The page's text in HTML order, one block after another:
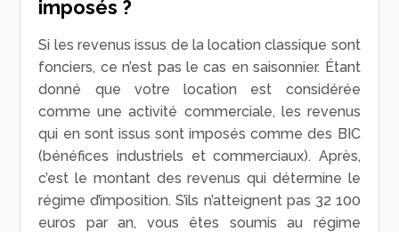
imposés ?
Si les revenus issus de la location classique sont
fonciers, ce n’est pas le cas en saisonnier. Étant
donné que votre location est considérée
comme une activité commerciale, les revenus
qui en sont issus sont imposés comme des BIC
(bénéfices industriels et commerciaux). Après,
c’est le montant des revenus qui détermine le
régime d’imposition. S’ils n’atteignent pas 32 100
euros par an, vous êtes soumis au régime